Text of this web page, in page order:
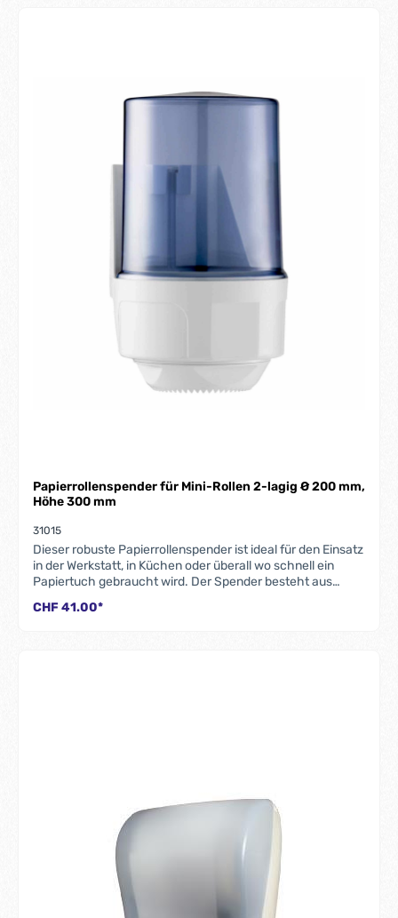
Papierrollenspender für Mini-Rollen 2-lagig Ø 200 mm,
Höhe 300 mm
31015
Dieser robuste Papierrollenspender ist ideal für den Einsatz
in der Werkstatt, in Küchen oder überall wo schnell ein
Papiertuch gebraucht wird. Der Spender besteht aus
CHF 41.00*